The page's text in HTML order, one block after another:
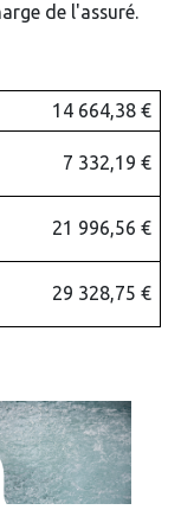
de l'assuré.
14 664,38 €
7 332,19 €
21 996,56 €
29 328,75 €